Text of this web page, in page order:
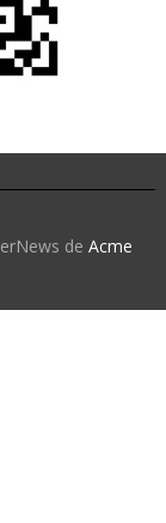
de Acme